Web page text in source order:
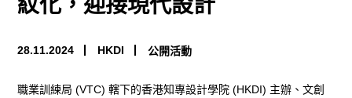
代
設
計
28.11.2024 HKDI 公開活動
職業訓練局 (VTC)轄下的香港知專設計學院 (HKDI) 主辦、文創